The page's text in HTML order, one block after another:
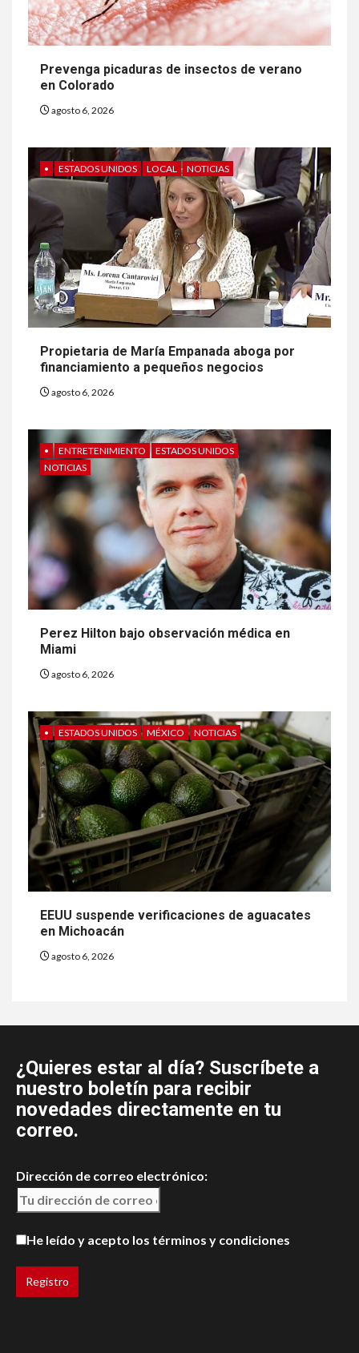
Prevenga picaduras de insectos de verano
en Colorado
agosto 6, 2026
• ESTADOS UNIDOS LOCAL NOTICIAS
Propietaria de María Empanada aboga por
financiamiento a pequeños negocios
agosto 6, 2026
• ENTRETENIMIENTO
ESTADOS UNIDOS
NOTICIAS
Perez Hilton bajo observación médica en
Miami
agosto 6, 2026
• ESTADOS UNIDOS MÉXICO NOTICIAS
EEUU suspende verificaciones de aguacates
en Michoacán
agosto 6, 2026
¿Quieres estar al día? Suscríbete a
nuestro boletín para recibir
novedades directamente en tu
correo.
Dirección de correo electrónico:
He leído y acepto los términos y condiciones